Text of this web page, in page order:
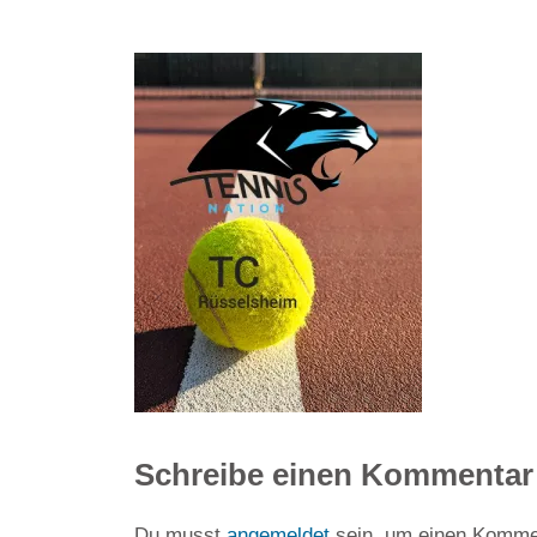
Schreibe einen Kommentar